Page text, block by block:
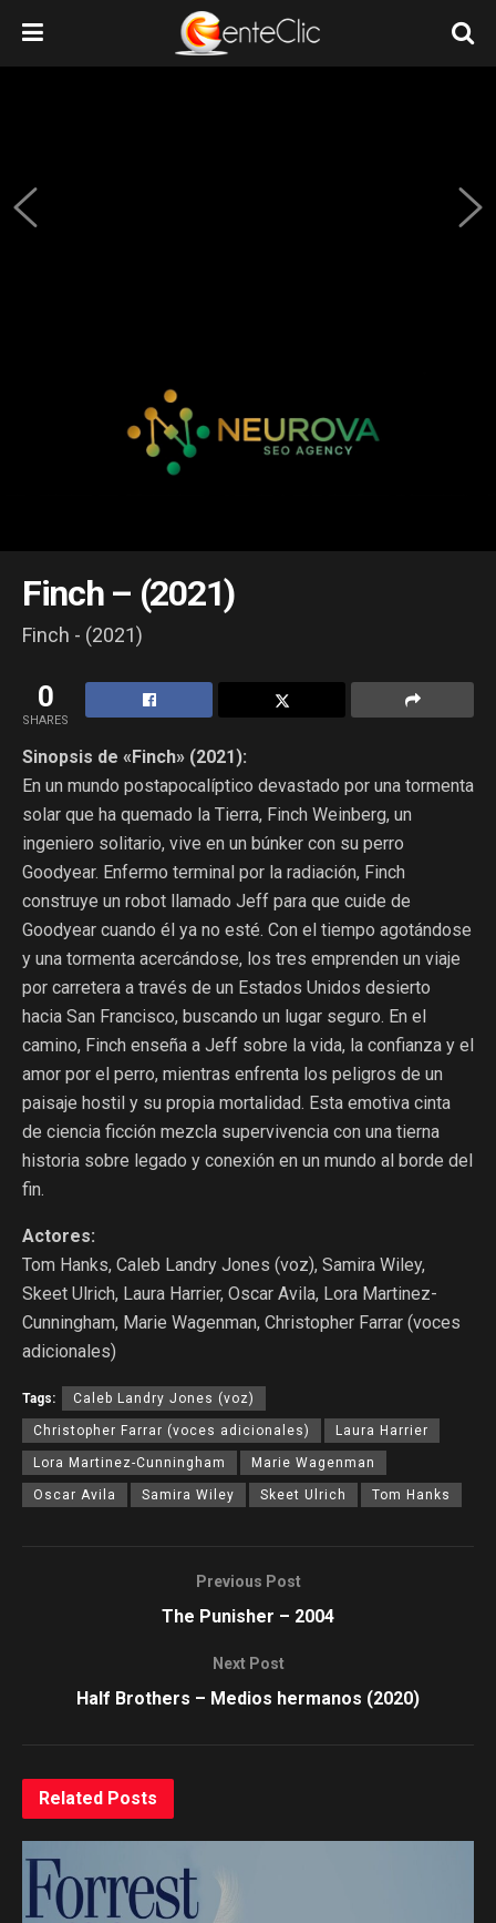
Finch – (2021)
Finch - (2021)
0
SHARES
Sinopsis de «Finch» (2021):
En un mundo postapocalíptico devastado por una tormenta
solar que ha quemado la Tierra, Finch Weinberg, un
ingeniero solitario, vive en un búnker con su perro
Goodyear. Enfermo terminal por la radiación, Finch
construye un robot llamado Jeff para que cuide de
Goodyear cuando él ya no esté. Con el tiempo agotándose
y una tormenta acercándose, los tres emprenden un viaje
por carretera a través de un Estados Unidos desierto
hacia San Francisco, buscando un lugar seguro. En el
camino, Finch enseña a Jeff sobre la vida, la confianza y el
amor por el perro, mientras enfrenta los peligros de un
paisaje hostil y su propia mortalidad. Esta emotiva cinta
de ciencia ficción mezcla supervivencia con una tierna
historia sobre legado y conexión en un mundo al borde del
fin.
Actores:
Tom Hanks, Caleb Landry Jones (voz), Samira Wiley,
Skeet Ulrich, Laura Harrier, Oscar Avila, Lora Martinez-
Cunningham, Marie Wagenman, Christopher Farrar (voces
adicionales)
Tags: Caleb Landry Jones (voz)
Christopher Farrar (voces adicionales) Laura Harrier
Lora Martinez-Cunningham Marie Wagenman
Oscar Avila Samira Wiley Skeet Ulrich Tom Hanks
Previous Post
The Punisher – 2004
Next Post
Half Brothers – Medios hermanos (2020)
Related Posts